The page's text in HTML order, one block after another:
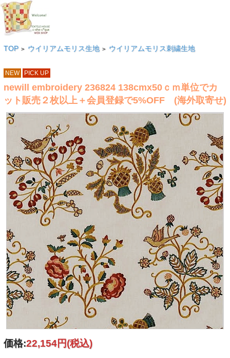
TOP > ウイリアムモリス生地 > ウイリアムモリス刺繍生地
NEW PICK UP
newill embroidery 236824 138cmx50ｃｍ単位でカ
ット販売２枚以上＋会員登録で5%OFF (海外取寄せ)
価格:22,154円(税込)